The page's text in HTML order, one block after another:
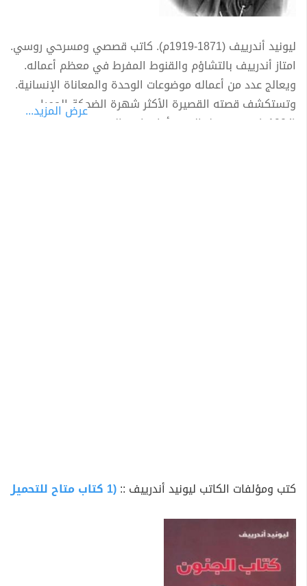
ليونيد أندرييف (1871-1919م). كاتب قصصي ومسرحي روسي.
امتاز أندرييف بالتشاؤم والقنوط المفرط في معظم أعماله.
ويعالج عدد من أعماله موضوعات الوحدة والمعاناة الإنسانية.
وتستكشف قصته القصيرة الأكثر شهرة الضحكة الحمراء
(1904م) رعب وهول الحرب. أما روايته القصيرة السبعة الذين
عرض المزيد...
كتب ومؤلفات الكاتب ليونيد أندرييف ::(1 كتاب متاح للتحميل)